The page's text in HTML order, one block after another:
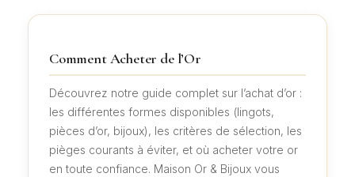
Comment Acheter de l’Or
Découvrez notre guide complet sur l’achat d’or :
les différentes formes disponibles (lingots,
pièces d’or, bijoux), les critères de sélection, les
pièges courants à éviter, et où acheter votre or
en toute confiance. Maison Or & Bijoux vous